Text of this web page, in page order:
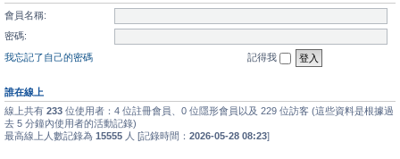
會員名稱:
密碼:
我忘記了自己的密碼
記得我
誰在線上
線上共有 233 位使用者：4 位註冊會員、0 位隱形會員以及 229 位訪客 (這些資料是根據過
去 5 分鐘內使用者的活動記錄)
最高線上人數記錄為 15555 人 [記錄時間： 2026-05-28 08:23]